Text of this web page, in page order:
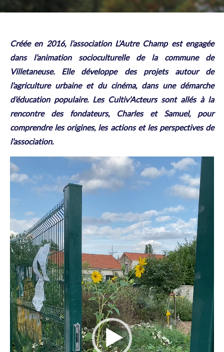
Créée en 2016, l’association L’Autre Champ est engagée
dans l’animation socioculturelle de la commune de
Villetaneuse. Elle développe des projets autour de
l’agriculture urbaine et du cinéma, dans une démarche
d’éducation populaire. Les Cultiv’Acteurs sont allés à la
rencontre des fondateurs, Charles et Samuel, pour
comprendre les origines, les actions et les perspectives de
l’association.
Lecteur
vidéo